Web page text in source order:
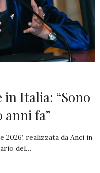
Italia: “Sono
fa”
2026’, realizzata da Anci in
del…